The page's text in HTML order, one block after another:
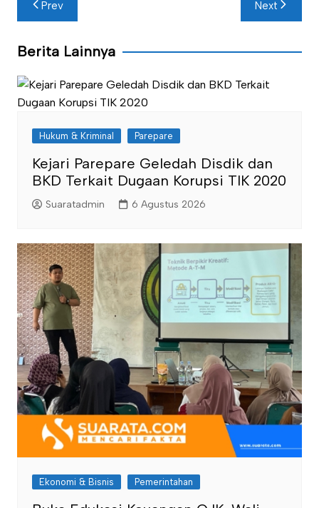
pos
Prev Next
Berita Lainnya
Hukum & Kriminal Parepare
Kejari Parepare Geledah Disdik dan
BKD Terkait Dugaan Korupsi TIK 2020
Suaratadmin 6 Agustus 2026
Ekonomi & Bisnis Pemerintahan